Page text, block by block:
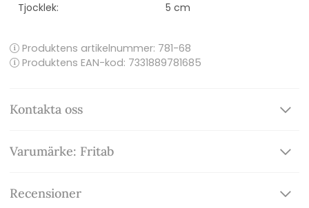
Tjocklek: 5 cm
Produktens artikelnummer: 781-68
Produktens EAN-kod: 7331889781685
Kontakta oss
Varumärke: Fritab
Recensioner